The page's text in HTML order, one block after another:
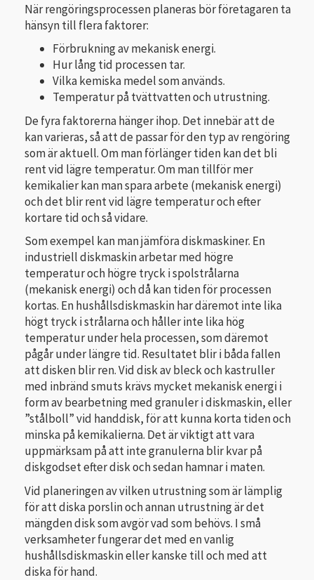
När rengöringsprocessen planeras bör företagaren ta
hänsyn till flera faktorer:
Förbrukning av mekanisk energi.
Hur lång tid processen tar.
Vilka kemiska medel som används.
Temperatur på tvättvatten och utrustning.
De fyra faktorerna hänger ihop. Det innebär att de
kan varieras, så att de passar för den typ av rengöring
som är aktuell. Om man förlänger tiden kan det bli
rent vid lägre temperatur. Om man tillför mer
kemikalier kan man spara arbete (meka­nisk energi)
och det blir rent vid lägre temperatur och efter
kortare tid och så vidare.
Som exempel kan man jämföra diskmaskiner. En
industriell diskmaskin arbetar med högre
temperatur och högre tryck i spolstrålarna
(mekanisk energi) och då kan tiden för processen
kortas. En hushållsdiskmaskin har däremot inte lika
högt tryck i strålarna och håller inte lika hög
temperatur under hela processen, som däremot
pågår under längre tid. Resultatet blir i båda fallen
att disken blir ren. Vid disk av bleck och kastruller
med inbränd smuts krävs mycket mekanisk energi i
form av bearbetning med granuler i diskmaskin, eller
”stålboll” vid handdisk, för att kunna korta tiden och
minska på kemikalierna. Det är viktigt att vara
uppmärksam på att inte granulerna blir kvar på
diskgodset efter disk och sedan hamnar i maten.
Vid planeringen av vilken utrustning som är lämplig
för att diska porslin och annan utrustning är det
mängden disk som avgör vad som behövs. I små
verksam­heter fungerar det med en vanlig
hushållsdiskmaskin eller kanske till och med att
diska för hand.